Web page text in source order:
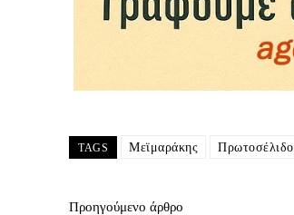
TAGS Μεϊμαράκης Πρωτοσέλιδο
Προηγούμενο άρθρο